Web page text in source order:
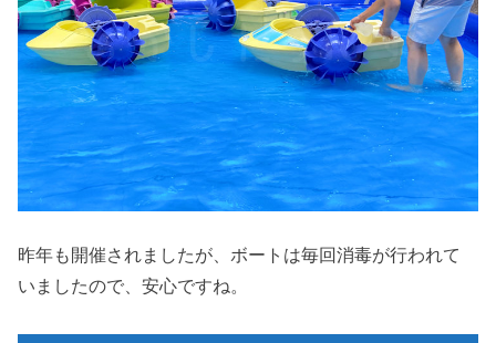
昨年も開催されましたが、ボートは毎回消毒が行われて
いましたので、安心ですね。